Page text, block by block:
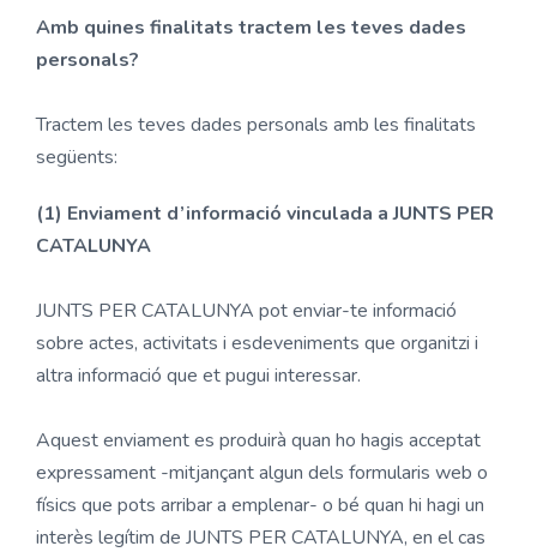
Amb quines finalitats tractem les teves dades
personals?
Tractem les teves dades personals amb les finalitats
següents:
(1) Enviament d’informació vinculada a JUNTS PER
CATALUNYA
JUNTS PER CATALUNYA pot enviar-te informació
sobre actes, activitats i esdeveniments que organitzi i
altra informació que et pugui interessar.
Aquest enviament es produirà quan ho hagis acceptat
expressament -mitjançant algun dels formularis web o
físics que pots arribar a emplenar- o bé quan hi hagi un
interès legítim de JUNTS PER CATALUNYA, en el cas